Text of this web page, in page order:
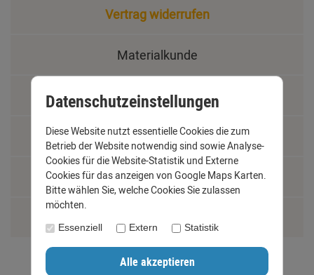
Vertrag widerrufen
Materialkunde
Fachbegriffe
Jobs
Montage und Installationshilfen
Datenschutzeinstellungen
Diese Website nutzt essentielle Cookies die zum
Betrieb der Website notwendig sind sowie Analyse-
Cookies für die Website-Statistik und Externe
Cookies für das anzeigen von Google Maps Karten.
Bitte wählen Sie, welche Cookies Sie zulassen
möchten.
Essenziell Extern Statistik